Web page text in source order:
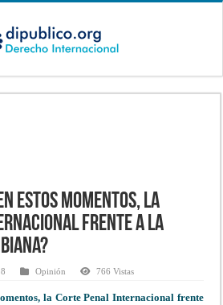
estos momentos, la
frente a la
Opinión 766 Vistas
la Corte Penal Internacional frente